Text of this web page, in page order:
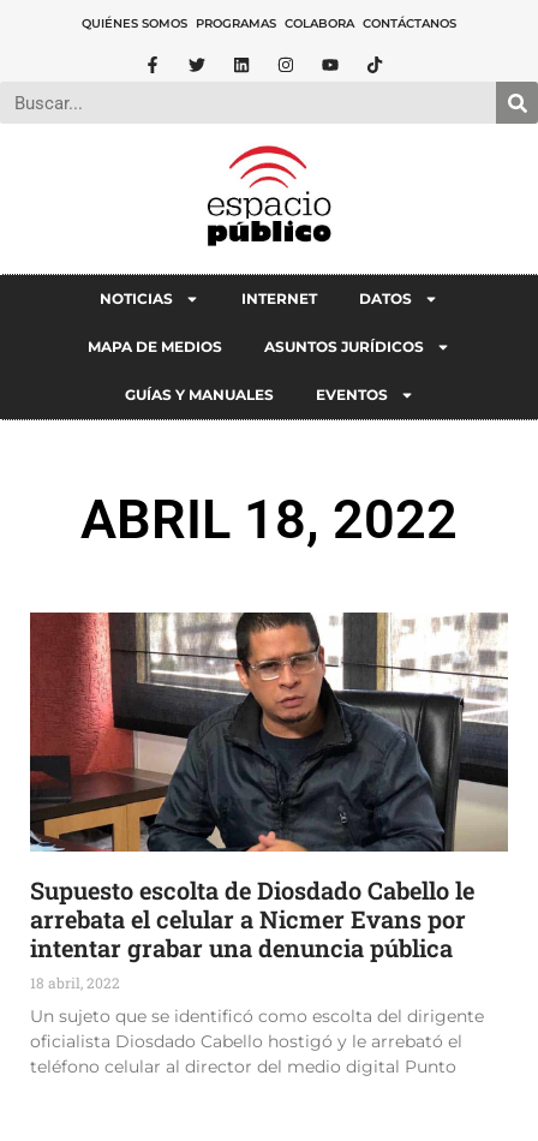
QUIÉNES SOMOS PROGRAMAS COLABORA CONTÁCTANOS
NOTICIAS INTERNET DATOS
MAPA DE MEDIOS ASUNTOS JURÍDICOS
GUÍAS Y MANUALES EVENTOS
ABRIL 18, 2022
Supuesto escolta de Diosdado Cabello le
arrebata el celular a Nicmer Evans por
intentar grabar una denuncia pública
18 abril, 2022
Un sujeto que se identificó como escolta del dirigente
oficialista Diosdado Cabello hostigó y le arrebató el
teléfono celular al director del medio digital Punto